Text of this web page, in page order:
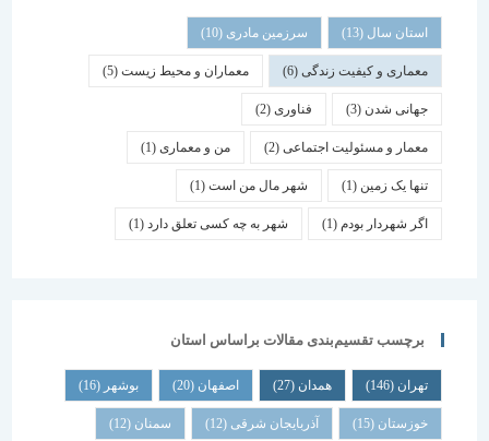
استان سال(13) سرزمین مادری(10)
معماری و کیفیت زندگی(6) معماران و محیط زیست(5)
جهانی شدن(3) فناوری (2)
معمار و مسئولیت اجتماعی (2) من و معماری (1)
تنها یک زمین(1) شهر مال من است(1)
اگر شهردار بودم (1) شهر به چه کسی تعلق دارد(1)
برچسب تقسیم‌بندی مقالات براساس استان
همدان اصفهان (20) بوشهر
خوزستان(15) آذربایجان شرقی(12) سمنان (12)